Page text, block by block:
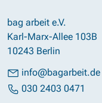
bag arbeit e.V.
Karl-Marx-Allee 103B
10243 Berlin
info@bagarbeit.de
030 2403 0471